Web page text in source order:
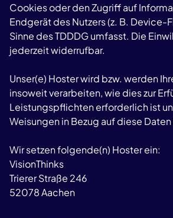
Cookies oder den Zugriff auf
Endgerät des Nutzers (z. B. Device-
Sinne des TDDDG umfasst. Die
jederzeit widerrufbar.
Unser(e) Hoster wird bzw. werden
insoweit verarbeiten, wie dies zur
Leistungspflichten erforderlich ist
Weisungen in Bezug auf diese
Wir setzen folgende(n) Hoster ein:
VisionThinks
Trierer Straße 246
52078 Aachen